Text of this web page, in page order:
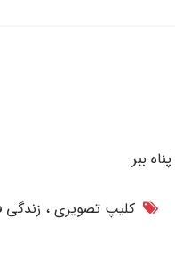
ببر
کلیپ تصویری زندگی